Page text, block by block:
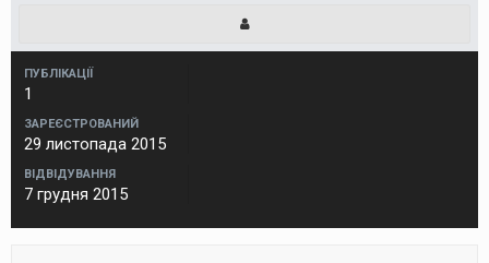
ПУБЛІКАЦІЇ
1
ЗАРЕЄСТРОВАНИЙ
29 листопада 2015
ВІДВІДУВАННЯ
7 грудня 2015